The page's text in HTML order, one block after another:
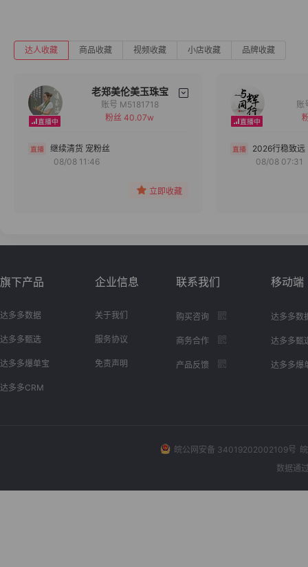
达人收藏 商品收藏 视频收藏 小店收藏 品牌收藏
老郑美伦美玉珠宝
备注
账号 M5181718
粉丝 40.07w
继续清货 宠粉丝
08/08 11:46
立即收藏
2026行稳致远
08/08 07:31
旗下产品
达多多数据
达多多甄选
达多多爆单宝
达多多CRM
企业信息
关于我们
服务协议
免责声明
联系我们
购买咨询
商务合作
产品反馈
移动端
达多多数
达多多甄
达多多爆
皖公网安备 34019202002109号
数据通